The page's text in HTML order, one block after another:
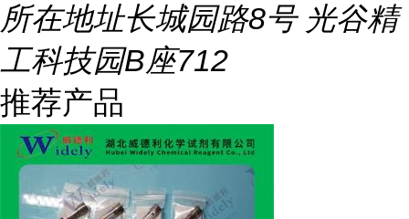
所在地址长城园路8号 光谷精
工科技园B座712
推荐产品